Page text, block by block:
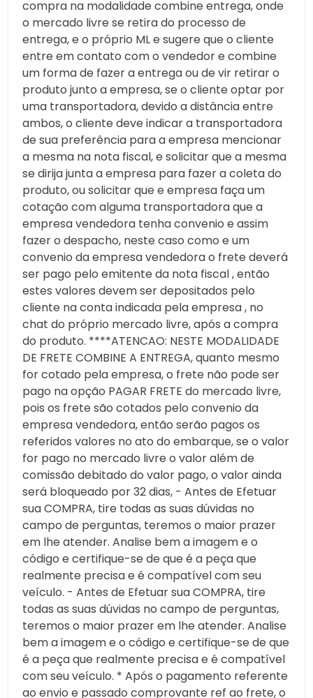
compra na modalidade combine entrega, onde
o mercado livre se retira do processo de
entrega, e o próprio ML e sugere que o cliente
entre em contato com o vendedor e combine
um forma de fazer a entrega ou de vir retirar o
produto junto a empresa, se o cliente optar por
uma transportadora, devido a distância entre
ambos, o cliente deve indicar a transportadora
de sua preferência para a empresa mencionar
a mesma na nota fiscal, e solicitar que a mesma
se dirija junta a empresa para fazer a coleta do
produto, ou solicitar que e empresa faça um
cotação com alguma transportadora que a
empresa vendedora tenha convenio e assim
fazer o despacho, neste caso como e um
convenio da empresa vendedora o frete deverá
ser pago pelo emitente da nota fiscal , então
estes valores devem ser depositados pelo
cliente na conta indicada pela empresa , no
chat do próprio mercado livre, após a compra
do produto. ****ATENCAO: NESTE MODALIDADE
DE FRETE COMBINE A ENTREGA, quanto mesmo
for cotado pela empresa, o frete não pode ser
pago na opção PAGAR FRETE do mercado livre,
pois os frete são cotados pelo convenio da
empresa vendedora, então serão pagos os
referidos valores no ato do embarque, se o valor
for pago no mercado livre o valor além de
comissão debitado do valor pago, o valor ainda
será bloqueado por 32 dias, - Antes de Efetuar
sua COMPRA, tire todas as suas dúvidas no
campo de perguntas, teremos o maior prazer
em lhe atender. Analise bem a imagem e o
código e certifique-se de que é a peça que
realmente precisa e é compatível com seu
veículo. - Antes de Efetuar sua COMPRA, tire
todas as suas dúvidas no campo de perguntas,
teremos o maior prazer em lhe atender. Analise
bem a imagem e o código e certifique-se de que
é a peça que realmente precisa e é compatível
com seu veículo. * Após o pagamento referente
ao envio e passado comprovante ref ao frete, o